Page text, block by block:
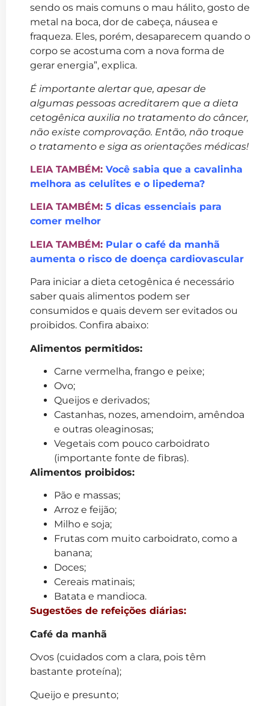
sendo os mais comuns o mau hálito, gosto de
metal na boca, dor de cabeça, náusea e
fraqueza. Eles, porém, desaparecem quando o
corpo se acostuma com a nova forma de
gerar energia”, explica.
É importante alertar que, apesar de
algumas pessoas acreditarem que a dieta
cetogênica auxilia no tratamento do câncer,
não existe comprovação. Então, não troque
o tratamento e siga as orientações médicas!
LEIA TAMBÉM: Você sabia que a cavalinha
melhora as celulites e o lipedema?
LEIA TAMBÉM: 5 dicas essenciais para
comer melhor
LEIA TAMBÉM: Pular o café da manhã
aumenta o risco de doença cardiovascular
Para iniciar a dieta cetogênica é necessário
saber quais alimentos podem ser
consumidos e quais devem ser evitados ou
proibidos. Confira abaixo:
Alimentos permitidos:
Carne vermelha, frango e peixe;
Ovo;
Queijos e derivados;
Castanhas, nozes, amendoim, amêndoa
e outras oleaginosas;
Vegetais com pouco carboidrato
(importante fonte de fibras).
Alimentos proibidos:
Pão e massas;
Arroz e feijão;
Milho e soja;
Frutas com muito carboidrato, como a
banana;
Doces;
Cereais matinais;
Batata e mandioca.
Sugestões de refeições diárias:
Café da manhã
Ovos (cuidados com a clara, pois têm
bastante proteína);
Queijo e presunto;